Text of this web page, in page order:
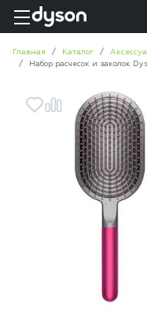
Главная Каталог
Набор расчесок и заколок